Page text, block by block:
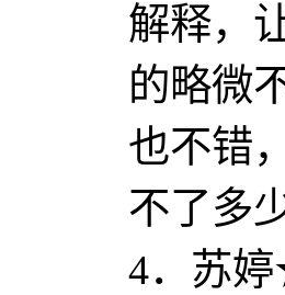
解释，
的略微
也不错
不了多
4．苏